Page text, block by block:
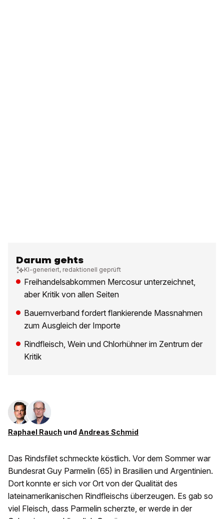
Darum gehts
KI-generiert, redaktionell geprüft
Freihandelsabkommen Mercosur unterzeichnet,
aber Kritik von allen Seiten
Bauernverband fordert flankierende Massnahmen
zum Ausgleich der Importe
Rindfleisch, Wein und Chlorhühner im Zentrum der
Kritik
Raphael Rauch und Andreas Schmid
Das Rindsfilet schmeckte köstlich. Vor dem Sommer war
Bundesrat Guy Parmelin (65) in Brasilien und Argentinien.
Dort konnte er sich vor Ort von der Qualität des
lateinamerikanischen Rindfleischs überzeugen. Es gab so
viel Fleisch, dass Parmelin scherzte, er werde in der